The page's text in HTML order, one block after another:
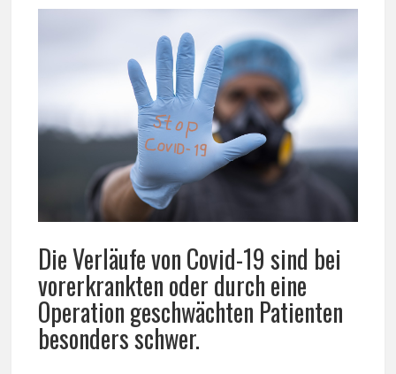
Die Verläufe von Covid-19 sind bei
vorerkrankten oder durch eine
Operation geschwächten Patienten
besonders schwer.